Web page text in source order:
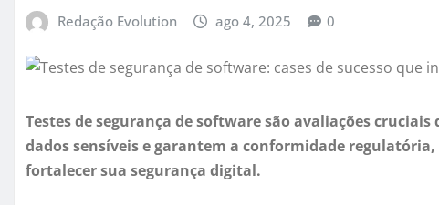
Redação Evolution ago 4, 2025 0
Testes de segurança de software são avaliações
dados sensíveis e garantem a conformidade
fortalecer sua segurança digital.